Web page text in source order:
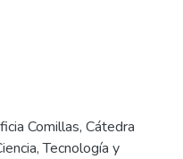
Comillas, Cátedra
Tecnología y